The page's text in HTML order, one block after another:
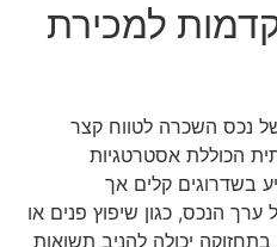
למכירת
נכס השכרה לטווח קצר
הכוללת אסטרטגיות
בשדרוגים קלים אך
הנכס, כגון שיפוץ פנים או
יכולה להניב תשואות